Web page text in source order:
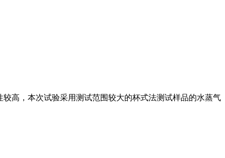
高，本次试验采用测试范围较大的杯式法测试样品的水蒸气